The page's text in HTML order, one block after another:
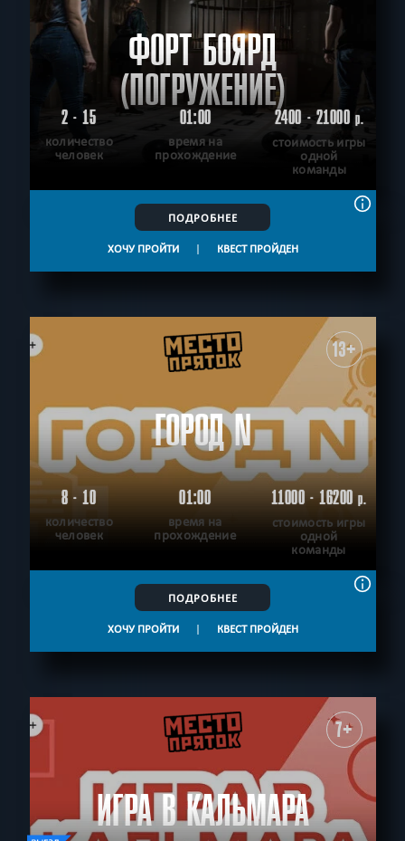
ФОРТ БОЯРД
(ПОГРУЖЕНИЕ)
2 - 15
количество
человек
01:00
время на
прохождение
2400 - 21000р.
стоимость игры
одной
команды
ПОДРОБНЕЕ
ХОЧУ ПРОЙТИ | КВЕСТ ПРОЙДЕН
13+
ГОРОД N
8 - 10
количество
человек
01:00
время на
прохождение
11000 - 16200р.
стоимость игры
одной
команды
ПОДРОБНЕЕ
ХОЧУ ПРОЙТИ | КВЕСТ ПРОЙДЕН
7+
ИГРА В КАЛЬМАРА